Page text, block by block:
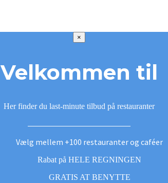
×
Velkommen til
Her finder du last-minute tilbud på restauranter
Vælg mellem +100 restauranter og caféer
Rabat på HELE REGNINGEN
GRATIS AT BENYTTE